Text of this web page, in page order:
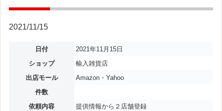
2021/11/15
日付
2021年11月15日
ショップ
輸入雑貨店
出店モール
Amazon・Yahoo
件数
依頼内容
提供情報から２店舗登録